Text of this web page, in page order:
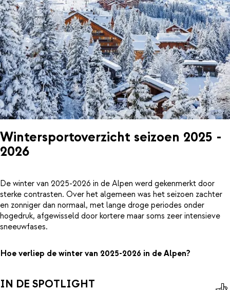
Wintersportoverzicht seizoen 2025 -
2026
De winter van 2025-2026 in de Alpen werd gekenmerkt door
sterke contrasten. Over het algemeen was het seizoen zachter
en zonniger dan normaal, met lange droge periodes onder
hogedruk, afgewisseld door kortere maar soms zeer intensieve
sneeuwfases.
Hoe verliep de winter van 2025-2026 in de Alpen?
IN DE SPOTLIGHT